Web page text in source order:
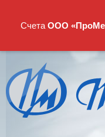
Счета ООО